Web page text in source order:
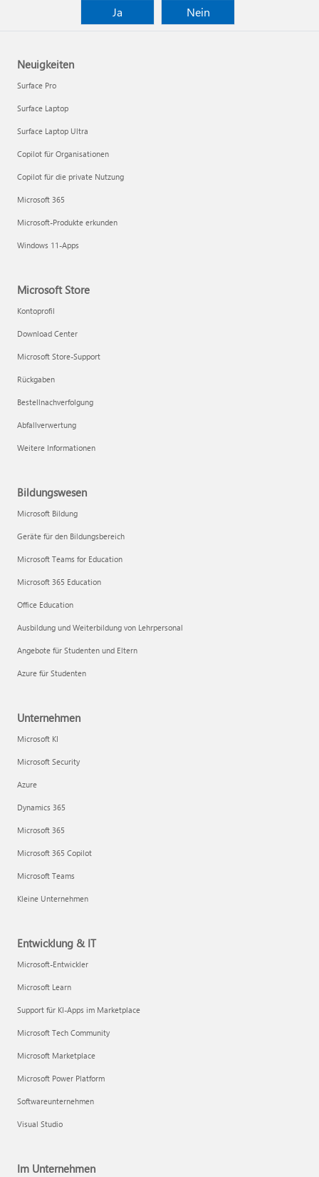
Ja
Nein
Neuigkeiten
Surface Pro
Surface Laptop
Surface Laptop Ultra
Copilot für Organisationen
Copilot für die private Nutzung
Microsoft 365
Microsoft-Produkte erkunden
Windows 11-Apps
Microsoft Store
Kontoprofil
Download Center
Microsoft Store-Support
Rückgaben
Bestellnachverfolgung
Abfallverwertung
Weitere Informationen
Bildungswesen
Microsoft Bildung
Geräte für den Bildungsbereich
Microsoft Teams for Education
Microsoft 365 Education
Office Education
Ausbildung und Weiterbildung von Lehrpersonal
Angebote für Studenten und Eltern
Azure für Studenten
Unternehmen
Microsoft KI
Microsoft Security
Azure
Dynamics 365
Microsoft 365
Microsoft 365 Copilot
Microsoft Teams
Kleine Unternehmen
Entwicklung & IT
Microsoft-Entwickler
Microsoft Learn
Support für KI-Apps im Marketplace
Microsoft Tech Community
Microsoft Marketplace
Microsoft Power Platform
Softwareunternehmen
Visual Studio
Im Unternehmen